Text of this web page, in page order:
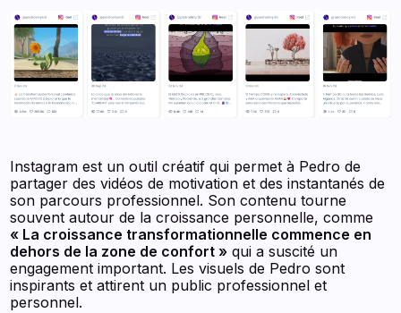
Instagram est un outil créatif qui permet à Pedro de
partager des vidéos de motivation et des instantanés de
son parcours professionnel. Son contenu tourne
souvent autour de la croissance personnelle, comme
« La croissance transformationnelle commence en
dehors de la zone de confort » qui a suscité un
engagement important. Les visuels de Pedro sont
inspirants et attirent un public professionnel et
personnel.